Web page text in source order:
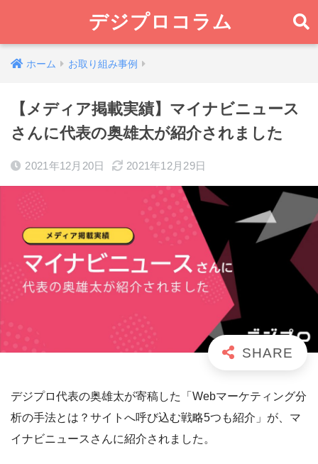
デジプロコラム
ホーム お取り組み事例
【メディア掲載実績】マイナビニュース
さんに代表の奥雄太が紹介されました
2021年12月20日 2021年12月29日
デジプロ代表の奥雄太が寄稿した「Webマーケティング分
析の手法とは？サイトへ呼び込む戦略5つも紹介」が、マ
イナビニュースさんに紹介されました。